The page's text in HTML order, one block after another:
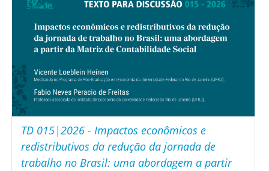
TD 015|2026 - Impactos econômicos e
redistributivos da redução da jornada de
trabalho no Brasil: uma abordagem a partir